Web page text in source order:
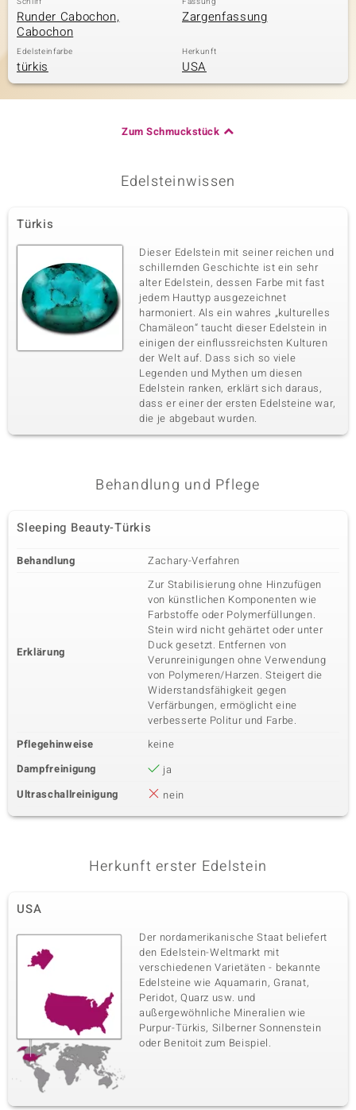
Runder Cabochon,
Cabochon
Zargenfassung
Edelsteinfarbe
türkis
Herkunft
USA
Zum Schmuckstück
Edelsteinwissen
Türkis
Dieser Edelstein mit seiner reichen und
schillernden Geschichte ist ein sehr
alter Edelstein, dessen Farbe mit fast
jedem Hauttyp ausgezeichnet
harmoniert. Als ein wahres „kulturelles
Chamäleon“ taucht dieser Edelstein in
einigen der einflussreichsten Kulturen
der Welt auf. Dass sich so viele
Legenden und Mythen um diesen
Edelstein ranken, erklärt sich daraus,
dass er einer der ersten Edelsteine war,
die je abgebaut wurden.
Behandlung und Pflege
Sleeping Beauty-Türkis
Behandlung Zachary-Verfahren
Erklärung
Zur Stabilisierung ohne Hinzufügen
von künstlichen Komponenten wie
Farbstoffe oder Polymerfüllungen.
Stein wird nicht gehärtet oder unter
Duck gesetzt. Entfernen von
Verunreinigungen ohne Verwendung
von Polymeren/Harzen. Steigert die
Widerstandsfähigkeit gegen
Verfärbungen, ermöglicht eine
verbesserte Politur und Farbe.
Pflegehinweise
keine
Dampfreinigung
ja
Ultraschallreinigung
nein
Herkunft erster Edelstein
USA
Der nordamerikanische Staat beliefert
den Edelstein-Weltmarkt mit
verschiedenen Varietäten - bekannte
Edelsteine wie Aquamarin, Granat,
Peridot, Quarz usw. und
außergewöhnliche Mineralien wie
Purpur-Türkis, Silberner Sonnenstein
oder Benitoit zum Beispiel.